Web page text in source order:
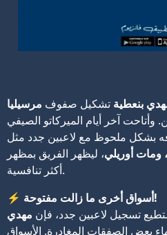
بنعطية تشكيل صفوف مرسيليا
آخر أيام الميركاتو الصيفي
بشكل ملحوظ مع لاعبين جدد مثل
ومات أوريلي، ليظهر الفريق بمظهر
أكثر تنافسية.
⚡
أسواق أخرى ما زالت مفتوحة!
تسجيل لاعبين جدد، فإن مهدي
بعض الصفقات المغادرة. الأسواق